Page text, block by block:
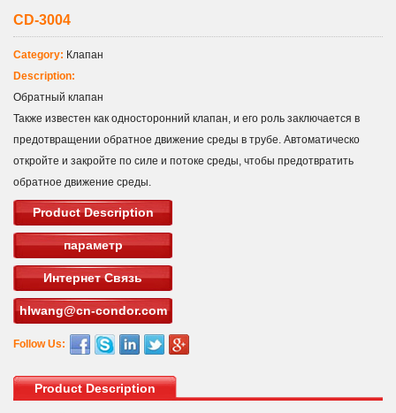
CD-3004
Category: Клапан
Description:
Обратный клапан
Также известен как односторонний клапан, и его роль заключается в
предотвращении обратное движение среды в трубе. Автоматическо
откройте и закройте по силе и потоке среды, чтобы предотвратить
обратное движение среды.
Product Description
параметр
Интернет Связь
hlwang@cn-condor.com
Follow Us:
Product Description